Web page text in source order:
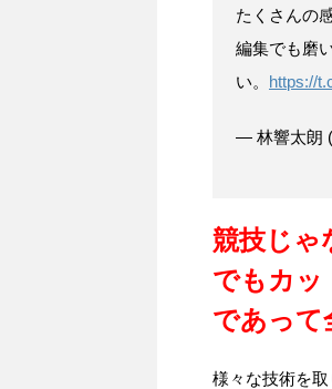
たくさんの
編集でも磨
い。 https://
— 林響太朗
競技じゃ
でもカッ
であって
様々な技術を